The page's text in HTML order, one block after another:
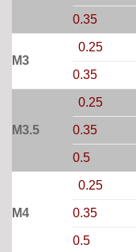
0.35
M3
0.25
0.35
M3.5
0.25
0.35
0.5
M4
0.25
0.35
0.5